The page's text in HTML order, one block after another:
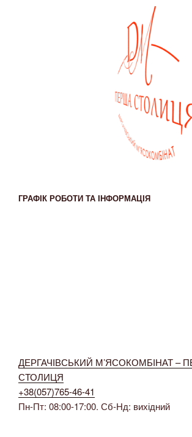
ГРАФІК РОБОТИ ТА ІНФОРМАЦІЯ
ДЕРГАЧІВСЬКИЙ М’ЯСОКОМБІНАТ –
СТОЛИЦЯ
+38(057)765-46-41
Пн-Пт: 08:00-17:00. Сб-Нд: вихідний